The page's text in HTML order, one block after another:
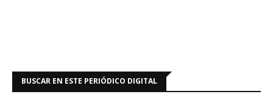
BUSCAR EN ESTE PERIÓDICO DIGITAL